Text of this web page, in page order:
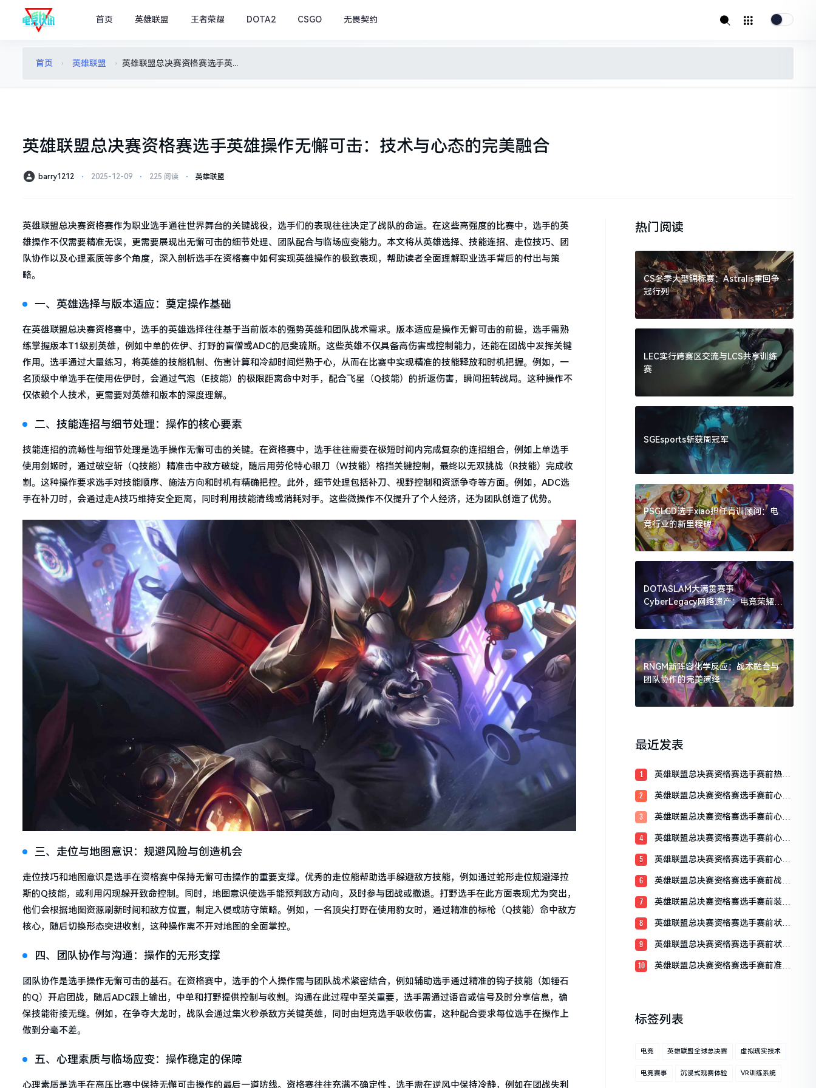
首页 英雄联盟 王者荣耀 DOTA2 CSGO 无畏契约
首页 › 英雄联盟 › 英雄联盟总决赛资格赛选手英雄操作无懈可击：技术与心态的完美融合
英雄联盟总决赛资格赛选手英雄操作无懈可击：技术与心态的完美融合
barry1212 ⋅ 2025-12-09 ⋅ 225 阅读 ⋅ 英雄联盟
英雄联盟总决赛资格赛作为职业选手通往世界舞台的关键战役，选手们的表现往往决定了战队的命运。在这些高强度的比赛中，选手的英
雄操作不仅需要精准无误，更需要展现出无懈可击的细节处理、团队配合与临场应变能力。本文将从英雄选择、技能连招、走位技巧、团
队协作以及心理素质等多个角度，深入剖析选手在资格赛中如何实现英雄操作的极致表现，帮助读者全面理解职业选手背后的付出与策
略。
一、英雄选择与版本适应：奠定操作基础
在英雄联盟总决赛资格赛中，选手的英雄选择往往基于当前版本的强势英雄和团队战术需求。版本适应是操作无懈可击的前提，选手需熟
练掌握版本T1级别英雄，例如中单的佐伊、打野的盲僧或ADC的厄斐琉斯。这些英雄不仅具备高伤害或控制能力，还能在团战中发挥关键
作用。选手通过大量练习，将英雄的技能机制、伤害计算和冷却时间烂熟于心，从而在比赛中实现精准的技能释放和时机把握。例如，一
名顶级中单选手在使用佐伊时，会通过气泡（E技能）的极限距离命中对手，配合飞星（Q技能）的折返伤害，瞬间扭转战局。这种操作不
仅依赖个人技术，更需要对英雄和版本的深度理解。
二、技能连招与细节处理：操作的核心要素
技能连招的流畅性与细节处理是选手操作无懈可击的关键。在资格赛中，选手往往需要在极短时间内完成复杂的连招组合，例如上单选手
使用剑姬时，通过破空斩（Q技能）精准击中敌方破绽，随后用劳伦特心眼刀（W技能）格挡关键控制，最终以无双挑战（R技能）完成收
割。这种操作要求选手对技能顺序、施法方向和时机有精确把控。此外，细节处理包括补刀、视野控制和资源争夺等方面。例如，ADC选
手在补刀时，会通过走A技巧维持安全距离，同时利用技能清线或消耗对手。这些微操作不仅提升了个人经济，还为团队创造了优势。
三、走位与地图意识：规避风险与创造机会
走位技巧和地图意识是选手在资格赛中保持无懈可击操作的重要支撑。优秀的走位能帮助选手躲避敌方技能，例如通过蛇形走位规避泽拉
斯的Q技能，或利用闪现躲开致命控制。同时，地图意识使选手能预判敌方动向，及时参与团战或撤退。打野选手在此方面表现尤为突出，
他们会根据地图资源刷新时间和敌方位置，制定入侵或防守策略。例如，一名顶尖打野在使用豹女时，通过精准的标枪（Q技能）命中敌方
核心，随后切换形态突进收割，这种操作离不开对地图的全面掌控。
四、团队协作与沟通：操作的无形支撑
团队协作是选手操作无懈可击的基石。在资格赛中，选手的个人操作需与团队战术紧密结合，例如辅助选手通过精准的钩子技能（如锤石
的Q）开启团战，随后ADC跟上输出，中单和打野提供控制与收割。沟通在此过程中至关重要，选手需通过语音或信号及时分享信息，确
保技能衔接无缝。例如，在争夺大龙时，战队会通过集火秒杀敌方关键英雄，同时由坦克选手吸收伤害，这种配合要求每位选手在操作上
做到分毫不差。
五、心理素质与临场应变：操作稳定的保障
心理素质是选手在高压比赛中保持无懈可击操作的最后一道防线。资格赛往往充满不确定性，选手需在逆风中保持冷静，例如在团战失利
热门阅读
CS冬季大型锦标赛：Astralis重回争
冠行列
LEC实行跨赛区交流与LCS共享训练
赛
SGEsports斩获周冠军
PSGLGD选手xiao担任青训顾问：电
竞行业的新里程碑
DOTASLAM大满贯赛事
CyberLegacy网络遗产：电竞荣耀的
数字传承
RNGM新阵容化学反应：战术融合与
团队协作的完美演绎
最近发表
1
英雄联盟总决赛资格赛选手赛前热身
2
英雄联盟总决赛资格赛选手赛前心理
3
英雄联盟总决赛资格赛选手赛前心理
4
英雄联盟总决赛资格赛选手赛前心态
5
英雄联盟总决赛资格赛选手赛前心态
6
英雄联盟总决赛资格赛选手赛前战术
7
英雄联盟总决赛资格赛选手赛前装备
8
英雄联盟总决赛资格赛选手赛前状态
9
英雄联盟总决赛资格赛选手赛前状态
10
英雄联盟总决赛资格赛选手赛前准备
标签列表
电竞 英雄联盟全球总决赛 虚拟现实技术
电竞赛事 沉浸式观赛体验 VR训练系统